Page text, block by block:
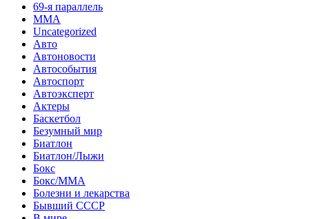
69-я параллель
MMA
Uncategorized
Авто
Автоновости
Автособытия
Автоспорт
Автоэксперт
Актеры
Баскетбол
Безумный мир
Биатлон
Биатлон/Лыжи
Бокс
Бокс/MMA
Болезни и лекарства
Бывший СССР